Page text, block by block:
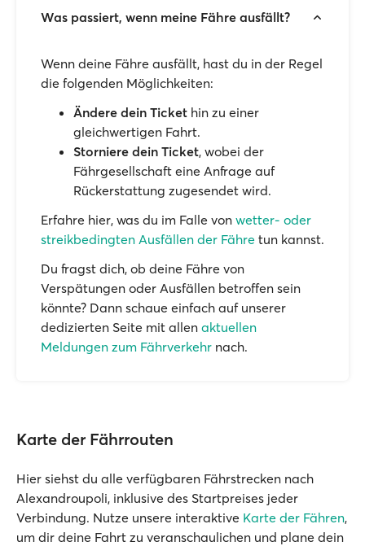
Was passiert, wenn meine Fähre ausfällt?
Wenn deine Fähre ausfällt, hast du in der Regel
die folgenden Möglichkeiten:
Ändere dein Ticket hin zu einer
gleichwertigen Fahrt.
Storniere dein Ticket, wobei der
Fährgesellschaft eine Anfrage auf
Rückerstattung zugesendet wird.
Erfahre hier, was du im Falle von wetter- oder
streikbedingten Ausfällen der Fähre tun kannst.
Du fragst dich, ob deine Fähre von
Verspätungen oder Ausfällen betroffen sein
könnte? Dann schaue einfach auf unserer
dedizierten Seite mit allen aktuellen
Meldungen zum Fährverkehr nach.
Karte der Fährrouten
Hier siehst du alle verfügbaren Fährstrecken nach
Alexandroupoli, inklusive des Startpreises jeder
Verbindung. Nutze unsere interaktive Karte der Fähren,
um dir deine Fahrt zu veranschaulichen und plane dein